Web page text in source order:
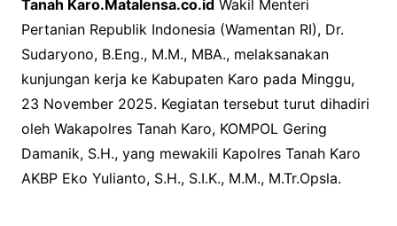
c
e
b
o
o
k
i
t
t
e
r
a
t
s
A
p
p
Tanah Karo.Matalensa.co.idWakil Menteri
Pertanian Republik Indonesia (Wamentan RI), Dr.
Sudaryono, B.Eng., M.M., MBA., melaksanakan
kunjungan kerja ke Kabupaten Karo pada Minggu,
23 November 2025. Kegiatan tersebut turut dihadiri
oleh Wakapolres Tanah Karo, KOMPOL Gering
Damanik, S.H., yang mewakili Kapolres Tanah Karo
AKBP Eko Yulianto, S.H., S.I.K., M.M., M.Tr.Opsla.